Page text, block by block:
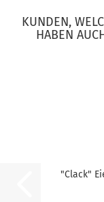
KUNDEN,
HABEN
"Clack"